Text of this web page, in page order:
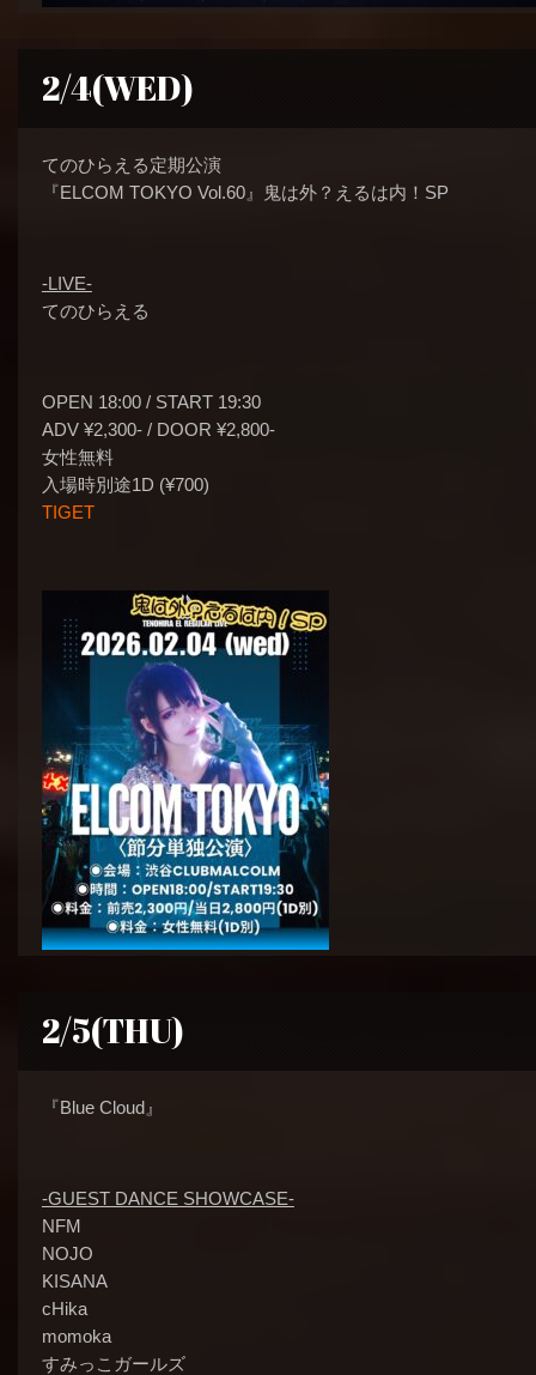
2/4(WED)
てのひらえる定期公演
『ELCOM TOKYO Vol.60』鬼は外？えるは内！SP
-LIVE-
てのひらえる
OPEN 18:00 / START 19:30
ADV ¥2,300- / DOOR ¥2,800-
女性無料
入場時別途1D (¥700)
TIGET
2/5(THU)
『Blue Cloud』
-GUEST DANCE SHOWCASE-
NFM
NOJO
KISANA
cHika
momoka
すみっこガールズ